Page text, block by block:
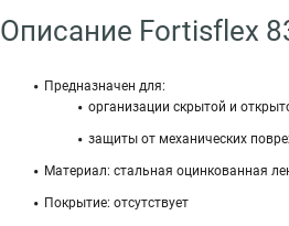
Описание Fortisflex
Предназначен для:
организации скрытой и
защиты от механических
Материал: стальная оцинкованная
Покрытие: отсутствует